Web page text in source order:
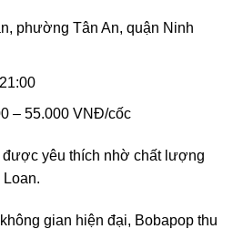
phường Tân An, quận Ninh
– 55.000 VNĐ/cốc
được yêu thích nhờ chất lượng
gian hiện đại, Bobapop thu